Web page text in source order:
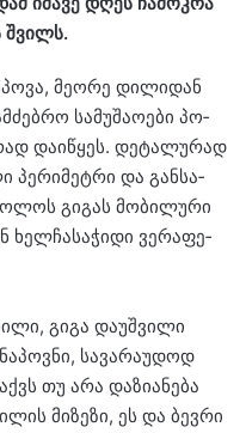
შვილს.
მე­ო­რე დი­ლი­დან
სა­მუ­შა­ო­ე­ბი პო­
და­ი­წყეს. დე­ტა­ლუ­რად
პე­რი­მეტ­რი და გან­სა­
გი­გას მო­ბი­ლუ­რი
ხელ­ჩა­სა­ჭი­დი ვე­რა­ფე­
გიგა და­უშ­ვი­ლი
სა­ვა­რა­უ­დოდ
თუ არა და­ზი­ა­ნე­ბა
მი­ზე­ზი, ეს და ბევ­რი